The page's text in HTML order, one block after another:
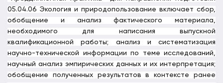
05.04.06 Экология и природопользование включает сбор,
обобщение и анализ фактического материала,
необходимого для написания выпускной
квалификационной работы; анализ и систематизация
научно-технической информации по теме исследований,
научный анализ эмпирических данных и их интерпретация;
обобщение полученных результатов в контексте ранее